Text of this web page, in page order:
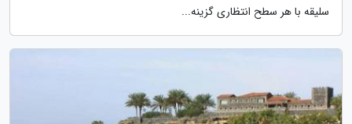
سلیقه با هر سطح انتظاری گزینه...